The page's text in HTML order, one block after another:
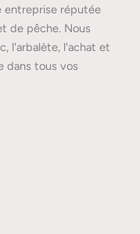
entreprise réputée
de pêche. Nous
l'arbalète, l'achat et
dans tous vos